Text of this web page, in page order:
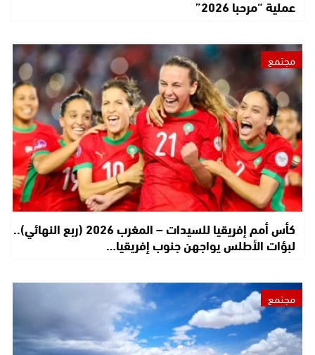
عملية “مرحبا 2026”
مجتمع
كأس أمم إفريقيا للسيدات – المغرب 2026 (ربع النهائي)..
لبؤات الأطلس يواجهن جنوب إفريقيا…
مجتمع